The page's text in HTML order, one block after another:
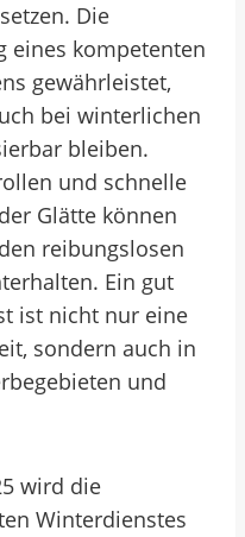
Die
eines kompetenten
gewährleistet,
bei winterlichen
bleiben.
und schnelle
Glätte können
reibungslosen
Ein gut
ist nicht nur eine
sondern auch in
und
wird die
Winterdienstes